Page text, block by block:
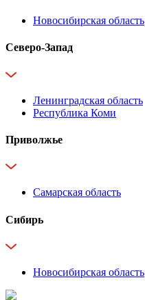
Новосибирская область
Северо-Запад
Ленинградская область
Республика Коми
Приволжье
Самарская область
Сибирь
Новосибирская область